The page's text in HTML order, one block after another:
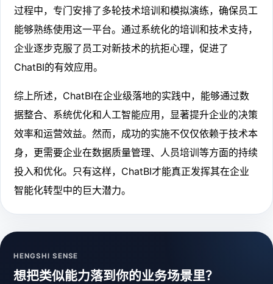
过程中，专门安排了多轮技术培训和模拟演练，确保员工
能够熟练使用这一平台。通过系统化的培训和技术支持，
企业逐步克服了员工对新技术的抗拒心理，促进了
ChatBI的有效应用。
综上所述，ChatBI在企业级落地的实践中，能够通过数
据整合、系统优化和人工智能应用，显著提升企业的决策
效率和运营效益。然而，成功的实施不仅仅依赖于技术本
身，更需要企业在数据质量管理、人员培训等方面的持续
投入和优化。只有这样，ChatBI才能真正发挥其在企业
智能化转型中的巨大潜力。
HENGSHI SENSE
想把类似能力落到你的业务场景里？